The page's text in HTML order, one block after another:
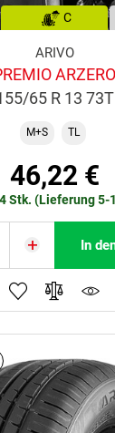
C
ARIVO
ARZERO
65 R 13 73T
M+S TL
46,22 €
Stk. (Lieferung 5-
In